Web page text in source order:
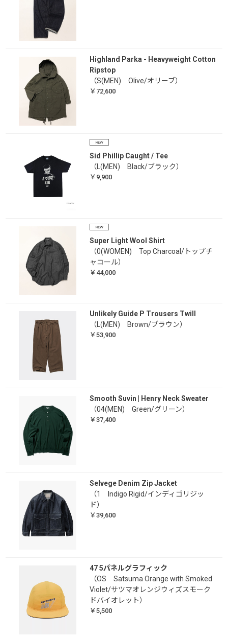
Highland Parka - Heavyweight Cotton
Ripstop
（S(MEN) Olive/オリーブ）
￥72,600
Sid Phillip Caught / Tee
（L(MEN) Black/ブラック）
￥9,900
Super Light Wool Shirt
（0(WOMEN) Top Charcoal/トップチ
ャコール）
￥44,000
Unlikely Guide P Trousers Twill
（L(MEN) Brown/ブラウン）
￥53,900
Smooth Suvin | Henry Neck Sweater
（04(MEN) Green/グリーン）
￥37,400
Selvege Denim Zip Jacket
（1 Indigo Rigid/インディゴリジッ
ド）
￥39,600
47 5パネルグラフィック
（OS Satsuma Orange with Smoked
Violet/サツマオレンジウィズスモーク
ドバイオレット）
￥5,500